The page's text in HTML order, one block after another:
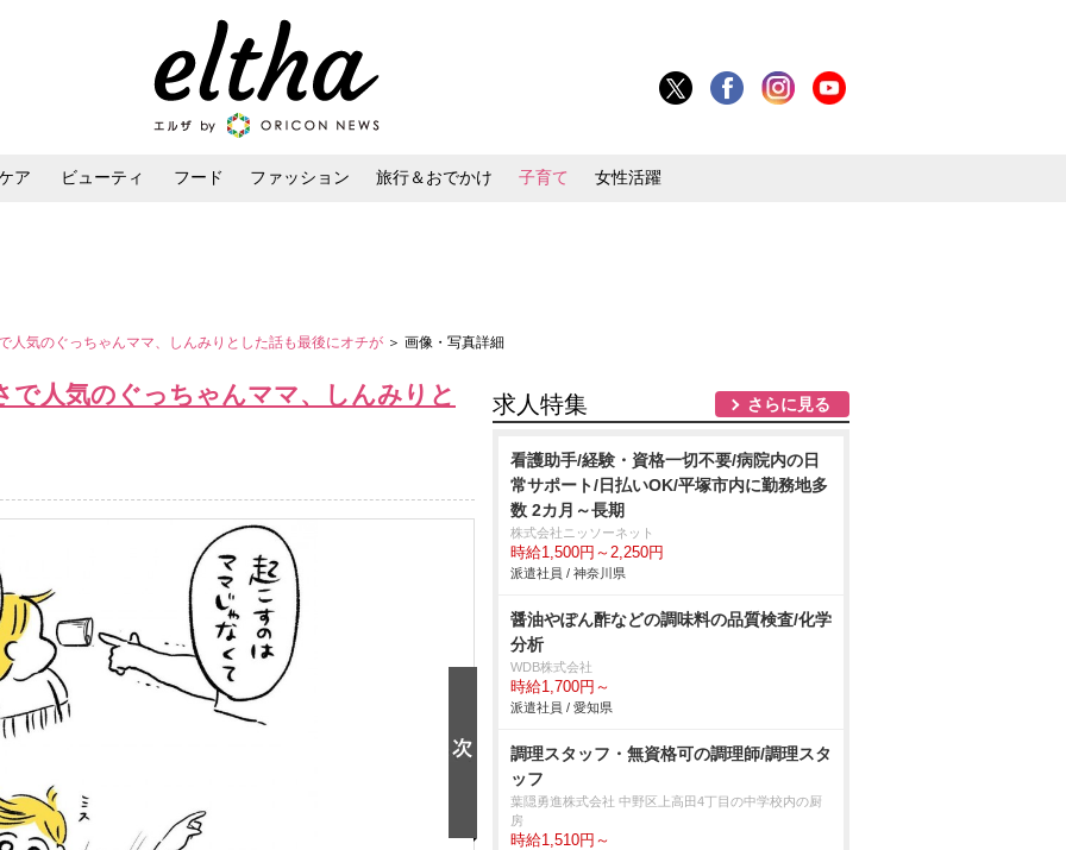
ア ビューティ フード ファッション 旅行＆おでかけ 子育て 女性活躍
人気のぐっちゃんママ、しんみりとした話も最後にオチが ＞ 画像・写真詳細
で人気のぐっちゃんママ、しんみりと 求人特集 さらに見る
看護助手/経験・資格一切不要/病院内の日
常サポート/日払いOK/平塚市内に勤務地多
数 2カ月～長期
株式会社ニッソーネット
時給1,500円～2,250円
派遣社員 / 神奈川県
醤油やぽん酢などの調味料の品質検査/化学
分析
WDB株式会社
時給1,700円～
派遣社員 / 愛知県
調理スタッフ・無資格可の調理師/調理スタ
ッフ
葉隠勇進株式会社 中野区上高田4丁目の中学校内の厨
房
時給1,510円～